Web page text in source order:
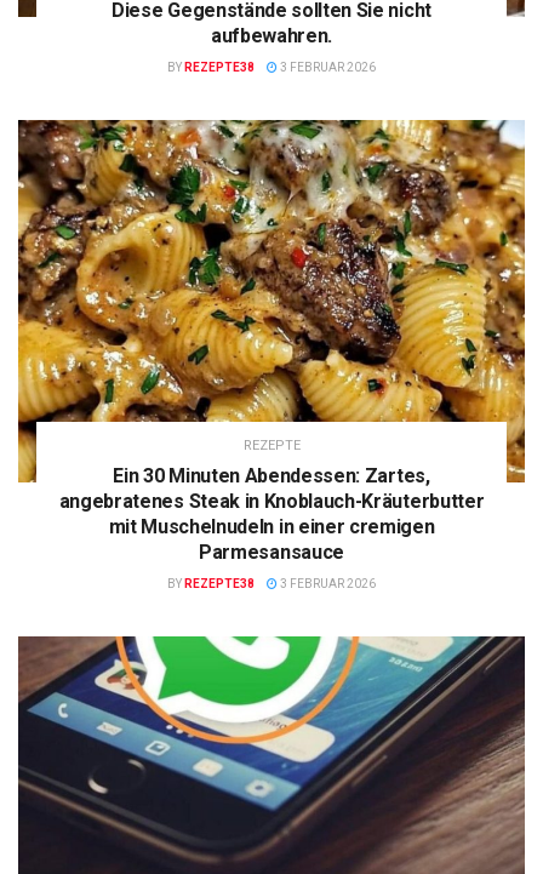
Diese Gegenstände sollten Sie nicht
aufbewahren.
BY REZEPTE38 3 FEBRUAR 2026
REZEPTE
Ein 30 Minuten Abendessen: Zartes,
angebratenes Steak in Knoblauch-Kräuterbutter
mit Muschelnudeln in einer cremigen
Parmesansauce
BY REZEPTE38 3 FEBRUAR 2026